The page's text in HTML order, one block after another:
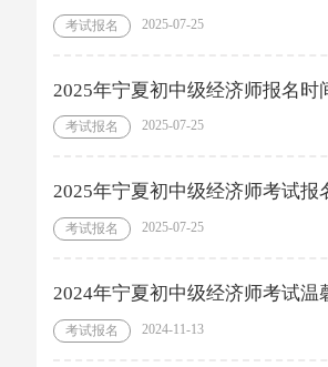
考试报名 2025-07-25
2025年宁夏初中级经济师报名时
考试报名 2025-07-25
2025年宁夏初中级经济师考试报
考试报名 2025-07-25
2024年宁夏初中级经济师考试温
考试报名 2024-11-13